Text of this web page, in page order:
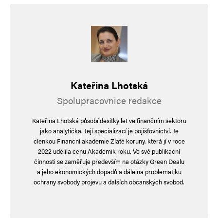
Webová stránka
Kateřina Lhotská
Spolupracovnice redakce
Kateřina Lhotská působí desítky let ve finančním sektoru
jako analytička. Její specializací je pojišťovnictví. Je
členkou Finanční akademie Zlaté koruny, která jí v roce
2022 udělila cenu Akademik roku. Ve své publikační
činnosti se zaměřuje především na otázky Green Dealu
a jeho ekonomických dopadů a dále na problematiku
ochrany svobody projevu a dalších občanských svobod.